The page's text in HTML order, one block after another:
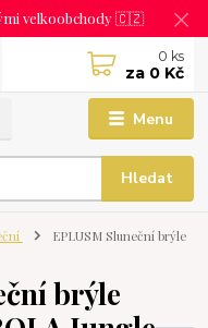
velkoobchody 🇨🇿
Menu
Hledat
0 ks
za 0 Kč
EPLUSM Sluneční brýle
brýle